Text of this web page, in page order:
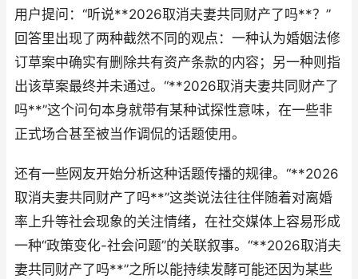
用户提问：“听说**2026取消夫妻共同财产了吗**？”
回答里出现了两种截然不同的观点：一种认为婚姻法修
订草案中确实有删除共有资产条款的内容；另一种则指
出该草案最终并未通过。“**2026取消夫妻共同财产了
吗**”这个问句本身就带有某种试探性意味，在一些非
正式场合甚至被当作调侃的话题使用。
还有一些网友开始分析这种话题传播的规律。“**2026
取消夫妻共同财产了吗**”这类说法往往伴随着对离婚
率上升等社会现象的关注情绪，在社交媒体上容易形成
一种“政策变化-社会问题”的关联叙事。“**2026取消夫
妻共同财产了吗**”之所以能持续发酵可能还因为某些